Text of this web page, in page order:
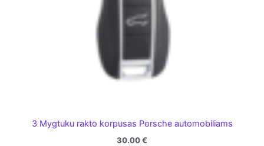
3 Mygtuku rakto korpusas Porsche automobiliams
30.00€